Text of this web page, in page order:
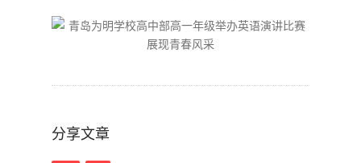
分享文章